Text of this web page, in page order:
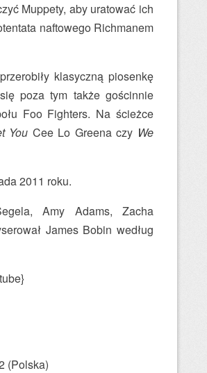
Muppety, aby uratować ich
naftowego Richmanem
klasyczną piosenkę
poza tym także gościnnie
Foo Fighters. Na ścieżce
You Cee Lo Greena czy We
2011 roku.
Amy Adams, Zacha
James Bobin według
(Polska)